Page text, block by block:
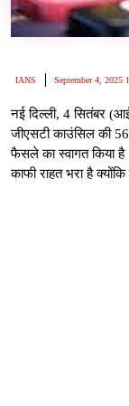
IANS September 4, 2025
नई दिल्ली, 4 सितंबर
जीएसटी काउंसिल की
फैसले का स्वागत किया
काफी राहत भरा है